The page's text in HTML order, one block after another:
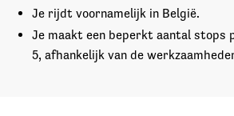
Je rijdt voornamelijk in België.
Je maakt een beperkt aantal stops
5, afhankelijk van de